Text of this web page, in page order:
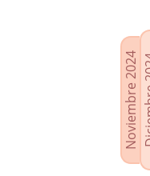
Agenda de Presidencia
Plenos provinciales y
Oficina de Proyectos
Noviembre 2024